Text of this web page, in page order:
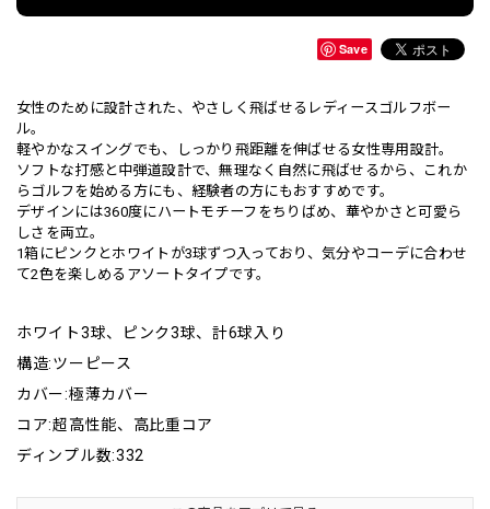
Save
女性のために設計された、やさしく飛ばせるレディースゴルフボー
ル。
軽やかなスイングでも、しっかり飛距離を伸ばせる女性専用設計。
ソフトな打感と中弾道設計で、無理なく自然に飛ばせるから、これか
らゴルフを始める方にも、経験者の方にもおすすめです。
デザインには360度にハートモチーフをちりばめ、華やかさと可愛ら
しさを両立。
1箱にピンクとホワイトが3球ずつ入っており、気分やコーデに合わせ
て2色を楽しめるアソートタイプです。
ホワイト3球、ピンク3球、計6球入り
構造:ツーピース
カバー:極薄カバー
コア:超高性能、高比重コア
ディンプル数:332